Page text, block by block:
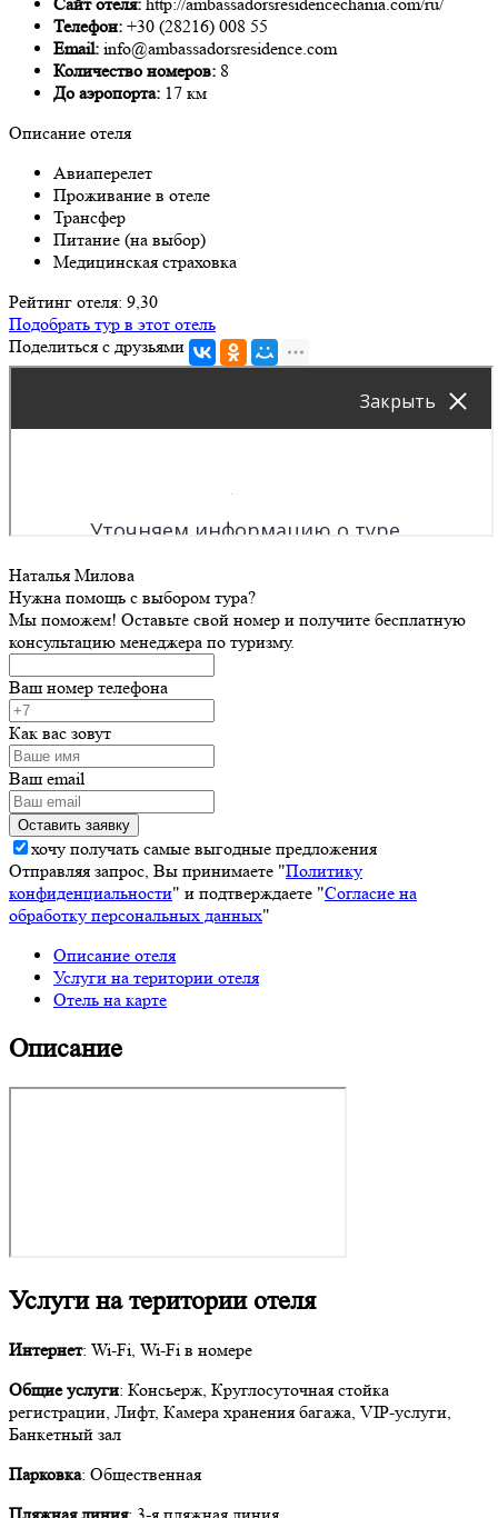
Телефон: +30 (28216) 008 55
Email: info@ambassadorsresidence.com
Количество номеров: 8
До аэропорта: 17 км
Описание отеля
Авиаперелет
Проживание в отеле
Трансфер
Питание (на выбор)
Медицинская страховка
Рейтинг отеля: 9,30
Подобрать тур в этот отель
Поделиться с друзьями
Наталья Милова
Нужна помощь с выбором тура?
Мы поможем! Оставьте свой номер и получите бесплатную
консультацию менеджера по туризму.
Ваш номер телефона
Как вас зовут
Ваш email
хочу получать самые выгодные предложения
Отправляя запрос, Вы принимаете "Политику
конфиденциальности" и подтверждаете "Согласие на
обработку персональных данных"
Описание отеля
Услуги на територии отеля
Отель на карте
Описание
Услуги на територии отеля
Интернет: Wi-Fi, Wi-Fi в номере
Общие услуги: Консьерж, Круглосуточная стойка
регистрации, Лифт, Камера хранения багажа, VIP-услуги,
Банкетный зал
Парковка: Общественная
Пляжная линия: 3-я пляжная линия